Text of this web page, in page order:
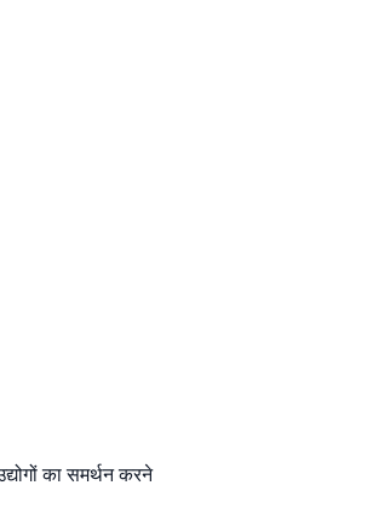
का समर्थन करने